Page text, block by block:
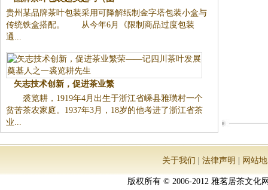
贵州某品牌茶叶包装采用可降解纸制金字塔包装小盒与
传统铁盒搭配。 从今年6月《限制商品过度包装
通...
矢志技术创新，促进茶业繁
裘览耕，1919年4月出生于浙江省嵊县雅璜村一个
贫苦茶农家庭。1937年3月，18岁的他考进了浙江省茶
业...
关于我们 法律声明 网站
版权所有 © 2006-2012 雅茗居茶文化